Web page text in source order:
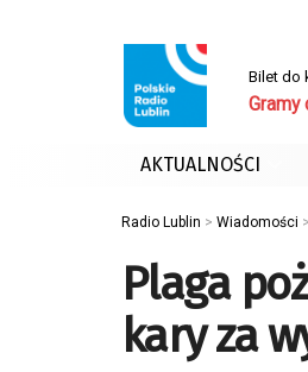
Bilet do
Gramy
AKTUALNOŚCI
Radio Lublin > Wiadomości >
Plaga
kary za